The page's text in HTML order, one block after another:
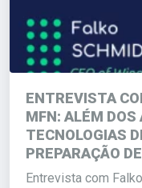
ENTREVISTA
MFN: ALÉM DOS
TECNOLOGIAS
PREPARAÇÃO
Entrevista com